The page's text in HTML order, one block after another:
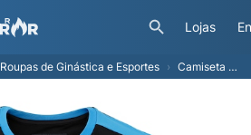
Lojas
Roupas de Ginástica e Esportes Camiseta do Grêmio Infantil Recorde